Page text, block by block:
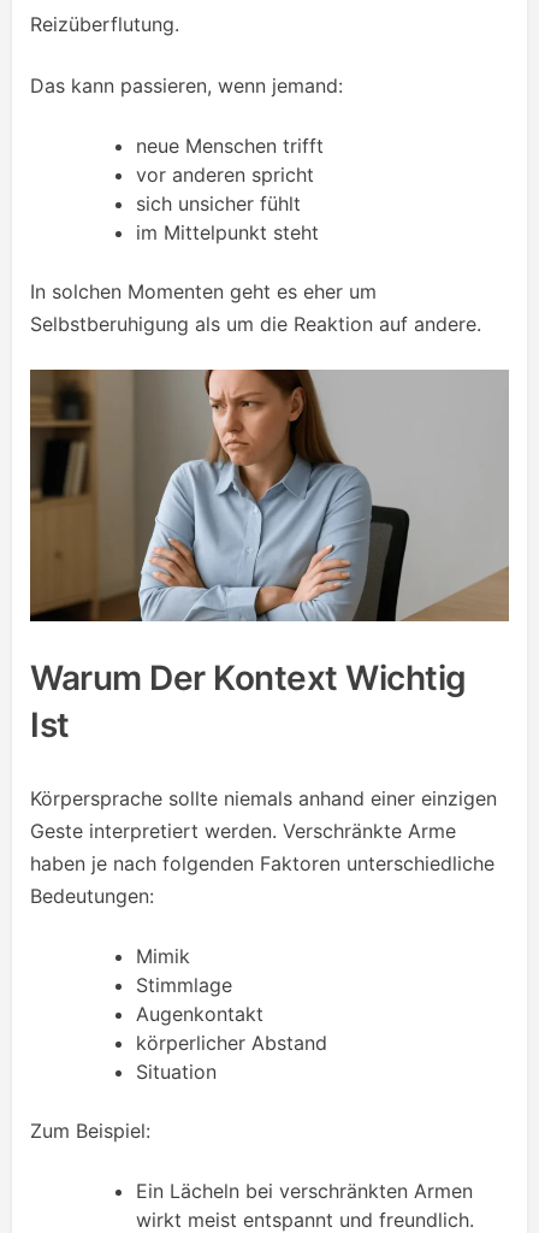
Reizüberflutung.
Das kann passieren, wenn jemand:
neue Menschen trifft
vor anderen spricht
sich unsicher fühlt
im Mittelpunkt steht
In solchen Momenten geht es eher um
Selbstberuhigung als um die Reaktion auf andere.
Warum Der Kontext Wichtig
Ist
Körpersprache sollte niemals anhand einer einzigen
Geste interpretiert werden. Verschränkte Arme
haben je nach folgenden Faktoren unterschiedliche
Bedeutungen:
Mimik
Stimmlage
Augenkontakt
körperlicher Abstand
Situation
Zum Beispiel:
Ein Lächeln bei verschränkten Armen
wirkt meist entspannt und freundlich.